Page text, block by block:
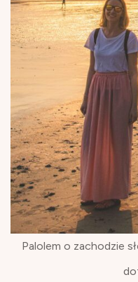
Palolem o zachodzie